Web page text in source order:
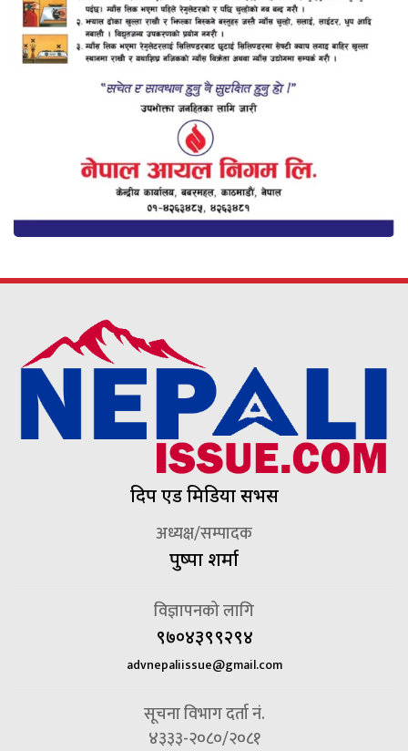
दिप एड मिडिया सर्भिस
अध्यक्ष/सम्पादक
पुष्पा शर्मा
विज्ञापनको लागि
९७०४३९९२९४
advnepaliissue@gmail.com
सूचना विभाग दर्ता नं.
४३३३-२०८०/२०८१